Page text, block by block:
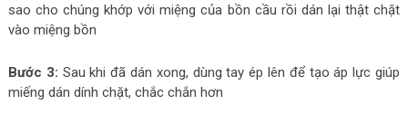
sao cho chúng khớp với miệng của bồn cầu rồi dán lại thật chặt
vào miệng bồn
Bước 3: Sau khi đã dán xong, dùng tay ép lên để tạo áp lực giúp
miếng dán dính chặt, chắc chắn hơn